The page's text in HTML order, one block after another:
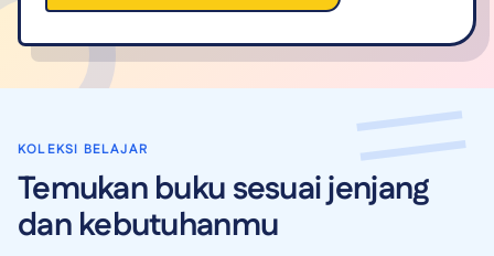
KOLEKSI BELAJAR
Temukan buku sesuai jenjang
dan kebutuhanmu